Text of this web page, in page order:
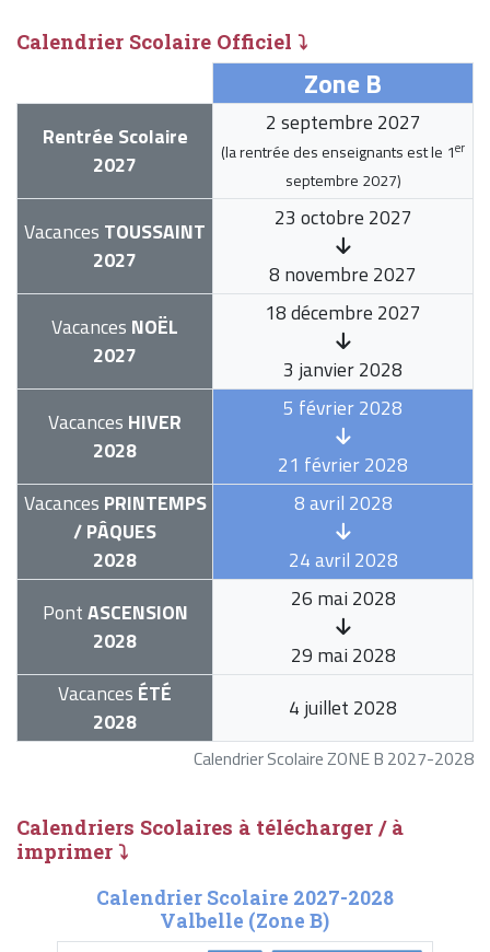
Calendrier Scolaire Officiel ⤵
Calendrier Scolaire ZONE B 2027-2028
Zone B
Rentrée Scolaire
2027
2 septembre 2027
(la rentrée des enseignants est le 1er
septembre 2027)
Vacances TOUSSAINT
2027
23 octobre 2027
8 novembre 2027
Vacances NOËL
2027
18 décembre 2027
3 janvier 2028
Vacances HIVER
2028
5 février 2028
21 février 2028
Vacances PRINTEMPS
/ PÂQUES
2028
8 avril 2028
24 avril 2028
PontASCENSION
2028
26 mai 2028
29 mai 2028
Vacances ÉTÉ
2028
4 juillet 2028
Calendriers Scolaires à télécharger / à
imprimer ⤵
Calendrier Scolaire 2027-2028
Valbelle (Zone B)